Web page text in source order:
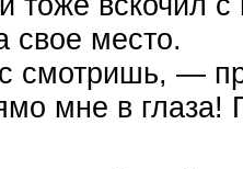
свое место.
смотришь, —
мне в глаза!